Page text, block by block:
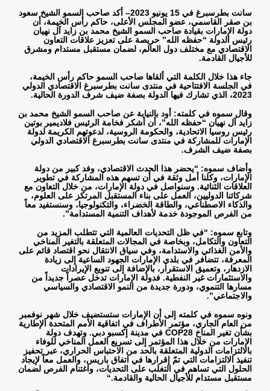
سانت بطرسبرغ في 15 يونيو 2023– أكد صاحب السمو الشيخ سعود
بن صقر القاسمي، عضو المجلس الأعلى، حاكم رأس الخيمة، أن
دولة الإمارات بقيادة صاحب السمو الشيخ محمد بن زايد آل نهيان
رئيس الدولة “حفظه الله” حريصة على تعزيز علاقات التعاون
الاقتصادي مع مختلف دول العالم، لضمان مستقبل مستدام ومشرق
للأجيال القادمة.
جاء هذا خلال الكلمة التي ألقاها صاحب السمو حاكم رأس الخيمة،
في الجلسة الافتتاحية في منتدى سانت بطرسبرغ الاقتصادي الدولي
2023، الذي تشارك فيها الدولة بصفة ضيف شرف الدورة الحالية
.
وقال سموه في كلمته: أود بالنيابة عن صاحب السمو الشيخ محمد بن
زايد آل نهيان “حفظه الله”، أن أشكر فخامة الرئيس فلاديمير بوتين
رئيس روسيا الاتحادية، والحكومة الروسية، لدعوتهم الكريمة لدولة
الإمارات للمشاركة في منتدى سانت بطرسبرغ الاقتصادي الدولي
بصفة ضيف الشرف.
وأضاف سموه: “يحضر هذا الحدث الاقتصادي، وفد كبير من دولة
الإمارات، وكلنا أمل وثقة في أن تسهم هذه المشاركة في تطوير
العلاقات الثنائية. وسنواصل في دولة الإمارات، من خلال التعاون مع
شركائنا الدوليين، العمل على بناء المستقبل المرتكز على العلوم،
والذكاء الاصطناعي، والطاقة الخضراء، والتكنولوجيا، وسنستفيد معاً
من الفرص الموجودة خدمة لأهداف التنمية المستدامة.”
وتابع سموه: “في ظل التحديات العالمية التي تتطلب المزيد من
التعاون والتكامل، وبخاصة في المجالات المتعلقة بالتغير المناخي
والأمن الغذائي والاستدامة، وفي سياق الانتقال نحو اقتصاد قائم على
المعرفة، تتضافر في بلدي الإمارات الجهود الساعية إلى زيادة
الازدهار، وتعميق الاستقرار، بالإضافة إلى تنويع الإيرادات
والاستثمارات غير النفطية. فدولة الإمارات تدخل عصراً جديداً من
مسارها التنموي، ودورة جديدة من النمو الاقتصادي والسياسي
والاجتماعي.”
ونوه سموه في كلمته إلى أن الإمارات ستستضيف خلال شهر نوفمبر
من العام الجاري، مؤتمر الأطراف في اتفاقية الأمم المتحدة الإطارية
بشأن تغير المناخ COP28 في مدينة إكسبو دبي. وتهدف دولة
الإمارات من خلال هذا المؤتمر إلى تسريع العمل المناخي للوفاء
بالالتزامات الدولية المتعلقة بالحد من الاحتباس الحراري، عبر تحفيز
تنفيذ الالتزامات التي تمّ إقرارها في اتفاق باريس، والعمل معاً لإيجاد
الحلول التي تساهم في التغلب على التحديات، واغتنام الفرص لضمان
مستقبل مستدام للأجيال الحالية والقادمة“.